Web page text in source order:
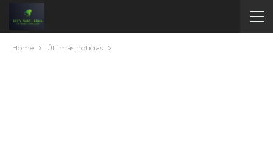
Home Últimas noticias